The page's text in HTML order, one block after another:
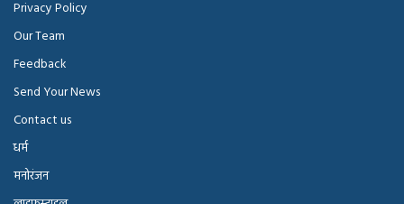
Privacy Policy
Our Team
Feedback
Send Your News
Contact us
धर्म
मनोरंजन